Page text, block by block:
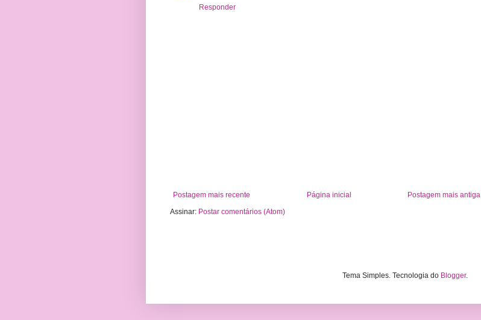
Responder
Postagem mais recente Postagem mais antiga
Página inicial
Assinar: Postar comentários (Atom)
Tema Simples. Tecnologia do Blogger.